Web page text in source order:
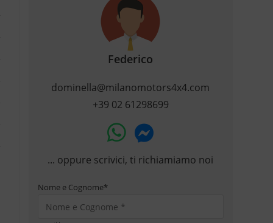
Federico
dominella@milanomotors4x4.com
+39 02 61298699
... oppure scrivici, ti richiamiamo noi
Nome e Cognome*